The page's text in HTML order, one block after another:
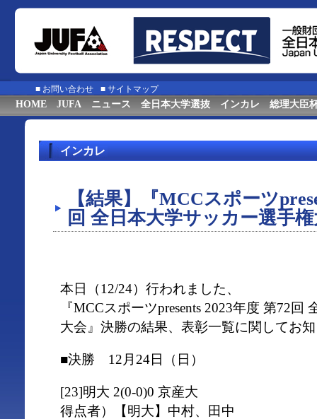
■ お問い合わせ ■ サイトマップ
HOME JUFA ニュース 全日本大学選抜 インカレ 総理大臣
インカレ
【結果】『MCCスポーツ
回 全日本大学サッカー選手
本日（12/24）行われました、
『MCCスポーツpresents 2023年度 第72
大会』決勝の結果、表彰一覧に関してお
■決勝 12月24日（日）
[23]明大 2(0-0)0 京産大
得点者）【明大】中村、田中